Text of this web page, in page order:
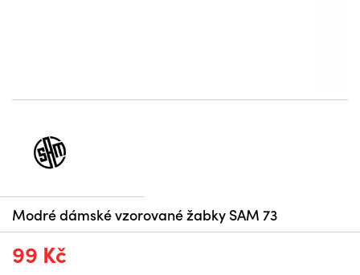
Modré dámské vzorované žabky SAM 73
99 Kč